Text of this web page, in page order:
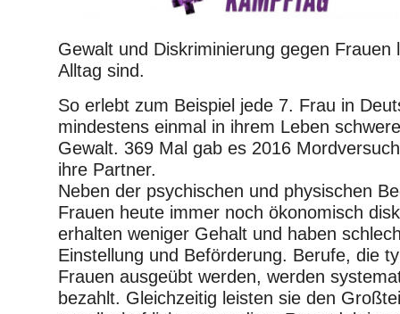
Gewalt und Diskriminierung gegen Frauen
Alltag sind.
So erlebt zum Beispiel jede 7. Frau in
mindestens einmal in ihrem Leben
Gewalt. 369 Mal gab es 2016
ihre Partner.
Neben der psychischen und physischen
Frauen heute immer noch ökonomisch
erhalten weniger Gehalt und haben
Einstellung und Beförderung. Berufe, die
Frauen ausgeübt werden, werden
bezahlt. Gleichzeitig leisten sie den